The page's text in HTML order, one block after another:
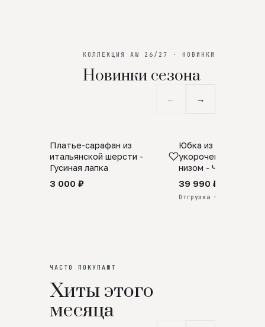
КОЛЛЕКЦИЯ AW 26/27 · НОВИНКИ
Новинки сезона
← →
SALE
Платье-сарафан из
итальянской шерсти -
Гусиная лапка
3 000 ₽
ПРЕДЗАКАЗ
Юбка из
укороченная с
низом - Черный
39 990 ₽
Отгрузка через 25 дней
ЧАСТО ПОКУПАЮТ
Хиты этого
месяца